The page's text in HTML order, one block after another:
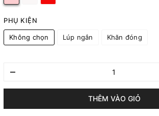
PHỤ KIỆN
Không chọn Lúp ngắn Khăn đóng
–
THÊM VÀO GIỎ